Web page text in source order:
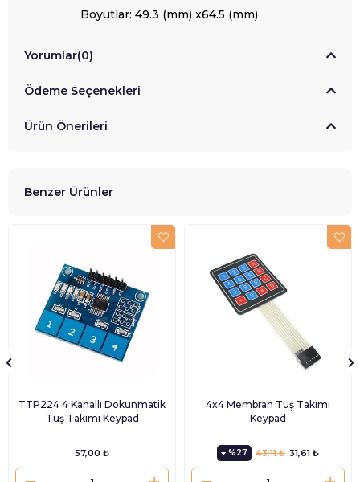
Boyutlar: 49.3 (mm) x64.5 (mm)
Yorumlar(0)
Ödeme Seçenekleri
Ürün Önerileri
Benzer Ürünler
TTP224 4 Kanallı Dokunmatik
Tuş Takımı Keypad
57,00 ₺
4x4 Membran Tuş Takımı
Keypad
%27 31,61 ₺
43,11 ₺